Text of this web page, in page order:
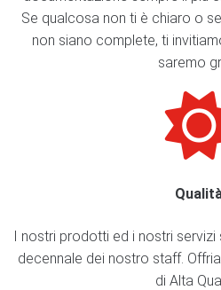
Se qualcosa non ti è chiaro o
non siano complete, ti
saremo
I nostri prodotti ed i nostri
decennale dei nostro staff.
di Alta